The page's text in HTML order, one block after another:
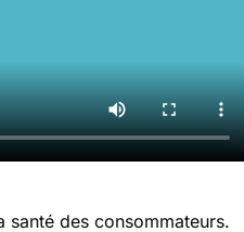
des consommateurs.